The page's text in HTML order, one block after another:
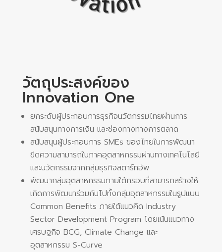
วัตถุประสงค์ของ
Innovation One
ยกระดับผู้ประกอบการธุรกิจนวัตกรรมไทยผ่านการ
สนับสนุนทางการเงิน และช่องทางทางการตลาด
สนับสนุนผู้ประกอบการ SMEs ของไทยในการพัฒนา
ขีดความสามารถในภาคอุตสาหกรรมผ่านทางเทคโนโลยี
และนวัตกรรมจากกลุ่มธุรกิจสตาร์ทอัพ
พัฒนากลุ่มอุตสาหกรรมภายใต้กรอบที่สามารถสร้างให้
เกิดการพัฒนาร่วมกันไปทั้งกลุ่มอุตสาหกรรมในรูปแบบ
Common Benefits ภายใต้แนวคิด Industry
Sector Development Program โดยเน้นแนวทาง
เศรษฐกิจ BCG, Climate Change และ
อุตสาหกรรม S-Curve